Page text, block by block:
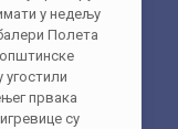
у недељу
Полета
угостили
првака
су